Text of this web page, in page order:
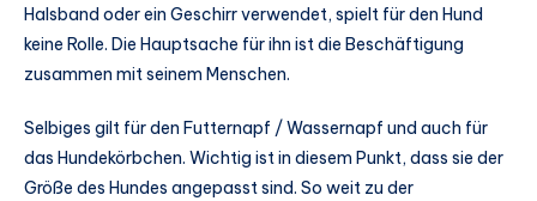
Halsband oder ein Geschirr verwendet, spielt für den Hund
keine Rolle. Die Hauptsache für ihn ist die Beschäftigung
zusammen mit seinem Menschen.
Selbiges gilt für den Futternapf / Wassernapf und auch für
das Hundekörbchen. Wichtig ist in diesem Punkt, dass sie der
Größe des Hundes angepasst sind. So weit zu der